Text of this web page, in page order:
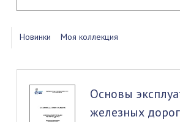
Новинки Моя коллекция
Основы
железных